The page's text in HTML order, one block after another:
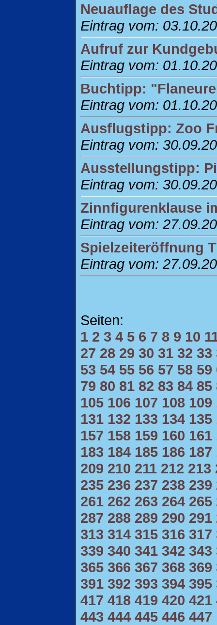
Neuauflage des
Eintrag vom:
Aufruf zur
Eintrag vom:
Buchtipp:
Eintrag vom:
Ausflugstipp: Zoo
Eintrag vom:
Ausstellungstipp:
Eintrag vom:
Zinnfigurenklause
Eintrag vom:
Spielzeiteröffnung
Eintrag vom:
Seiten:
1 2 3 4 5 6 7 8 9 10
27 28 29 30 31 32 33
53 54 55 56 57 58 59
79 80 81 82 83 84 85
105 106 107 108 109
131 132 133 134 135
157 158 159 160 161
183 184 185 186 187
209 210 211 212 213
235 236 237 238 239
261 262 263 264 265
287 288 289 290 291
313 314 315 316 317
339 340 341 342 343
365 366 367 368 369
391 392 393 394 395
417 418 419 420 421
443 444 445 446 447